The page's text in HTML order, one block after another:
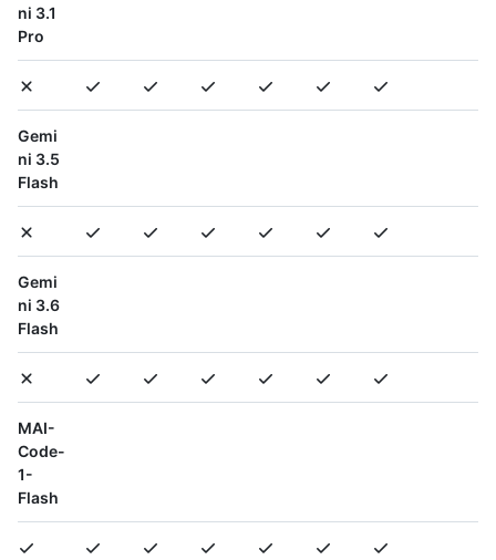
ni 3.1
Pro
Gemi
ni 3.5
Flash
Gemi
ni 3.6
Flash
MAI-
Code-
1-
Flash